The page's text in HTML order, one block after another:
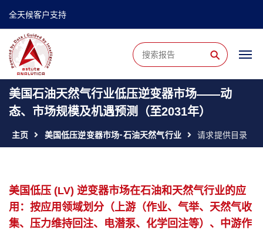
全天候客户支持
⚲
美国石油天然气行业低压逆变器市场——动
态、市场规模及机遇预测（至2031年）
主页 美国低压逆变器市场-石油天然气行业 请求提供目录
美国低压 (LV) 逆变器市场在石油和天然气行业的应
用：按应用领域划分（上游（作业、气举、天然气收
集、压力维持回注、电潜泵、化学回注等）、中游作